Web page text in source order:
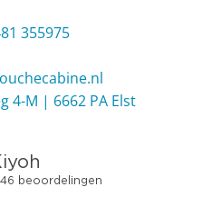
355975
4-M | 6662 PA Elst